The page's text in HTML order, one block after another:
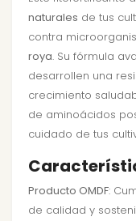
naturales de tus
contra
roya. Su fórmula
desarrollen una
crecimiento
de aminoácidos
cuidado de tus
Producto OMDF:
de calidad y